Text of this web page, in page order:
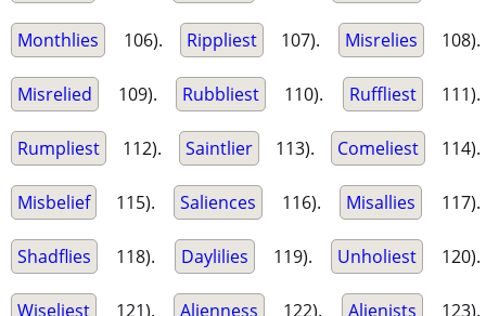
Monthlies 106). Rippliest 107). Misrelies 108).
Misrelied 109). Rubbliest 110). Ruffliest 111).
Rumpliest 112). Saintlier 113). Comeliest 114).
Misbelief 115). Saliences 116). Misallies 117).
Shadflies 118). Daylilies 119). Unholiest 120).
Wiseliest 121). Alienness 122). Alienists 123).